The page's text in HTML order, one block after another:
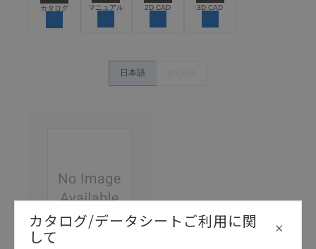
カタログ マニュアル 2D CAD 3D CAD
日本語
カタログ/データシートご利用に関
して